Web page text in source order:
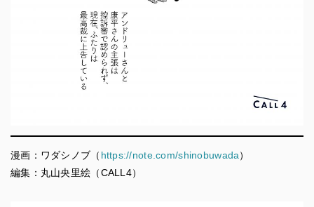
漫画：ワダシノブ（ https://note.com/shinobuwada）
編集：丸山央里絵（CALL4）